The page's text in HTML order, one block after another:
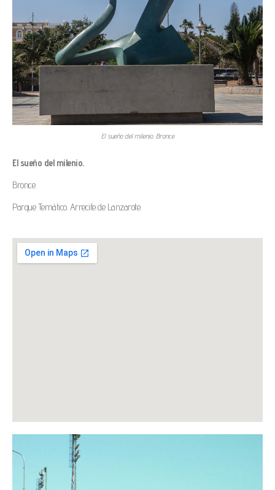
El sueño del milenio. Bronce
El sueño del milenio.
Bronce.
Parque Temático. Arrecife de Lanzarote.